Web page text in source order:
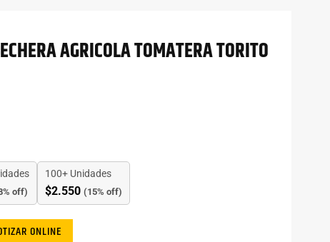
AGRICOLA TOMATERA TORITO
off)
100+ Unidades
$2.550 (15% off)
ONLINE